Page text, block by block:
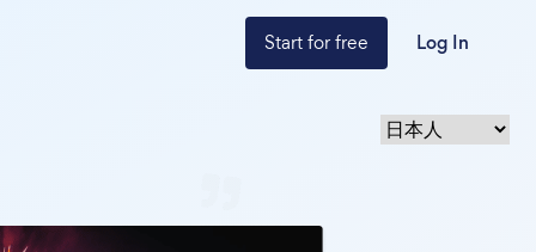
Start for free Log In